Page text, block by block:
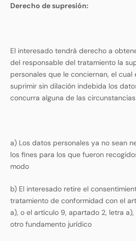
Derecho de supresión:
El interesado tendrá derecho a
del responsable del tratamiento la
personales que le conciernan, el cual
suprimir sin dilación indebida los
concurra alguna de las
a) Los datos personales ya no sean
los fines para los que fueron
modo
b) El interesado retire el
tratamiento de conformidad con el
a), o el artículo 9, apartado 2, letra
otro fundamento jurídico